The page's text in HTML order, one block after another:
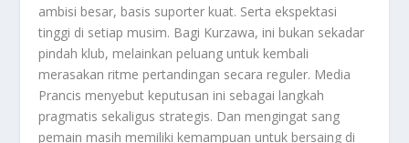
ambisi besar, basis suporter kuat. Serta ekspektasi
tinggi di setiap musim. Bagi Kurzawa, ini bukan sekadar
pindah klub, melainkan peluang untuk kembali
merasakan ritme pertandingan secara reguler. Media
Prancis menyebut keputusan ini sebagai langkah
pragmatis sekaligus strategis. Dan mengingat sang
pemain masih memiliki kemampuan untuk bersaing di